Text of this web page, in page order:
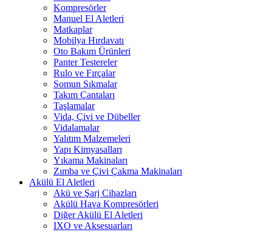
Kompresörler
Manuel El Aletleri
Matkaplar
Mobilya Hırdavatı
Oto Bakım Ürünleri
Panter Testereler
Rulo ve Fırçalar
Somun Sıkmalar
Takım Çantaları
Taşlamalar
Vida, Çivi ve Dübeller
Vidalamalar
Yalıtım Malzemeleri
Yapı Kimyasalları
Yıkama Makinaları
Zımba ve Çivi Çakma Makinaları
Akülü El Aletleri
Akü ve Şarj Cihazları
Akülü Hava Kompresörleri
Diğer Akülü El Aletleri
IXO ve Aksesuarları